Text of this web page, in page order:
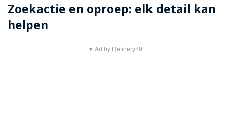
Zoekactie en oproep: elk detail kan
helpen
▼ Ad by Refinery89